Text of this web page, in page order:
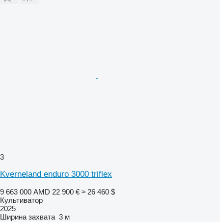
3
Kverneland enduro 3000 triflex
9 663 000 AMD 22 900 € ≈ 26 460 $
Культиватор
2025
Ширина захвата 3 м